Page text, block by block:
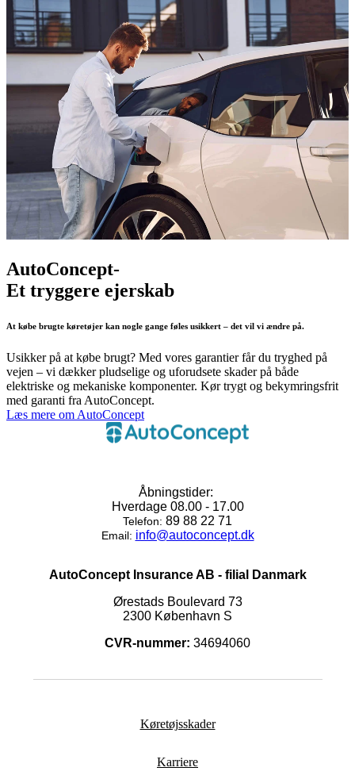
AutoConcept-
Et tryggere ejerskab
At købe brugte køretøjer kan nogle gange føles usikkert – det vil vi ændre på.
Usikker på at købe brugt? Med vores garantier får du tryghed på
vejen – vi dækker pludselige og uforudsete skader på både
elektriske og mekaniske komponenter. Kør trygt og bekymringsfrit
med garanti fra AutoConcept.
Læs mere om AutoConcept
Køretøjsskader
Karriere
Åbningstider:
Hverdage 08.00 - 17.00
Telefon: 89 88 22 71
Email: info@autoconcept.dk
AutoConcept Insurance AB - filial Danmark
Ørestads Boulevard 73
2300 København S
CVR-nummer: 34694060